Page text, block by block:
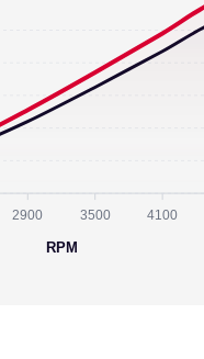
2900 3500 4100
RPM